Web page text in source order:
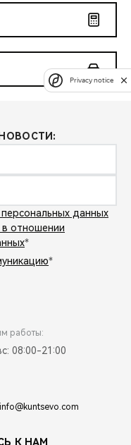
данных
в отношении
*
*
работы:
08:00-21:00
info@kuntsevo.com
К НАМ
Privacy notice